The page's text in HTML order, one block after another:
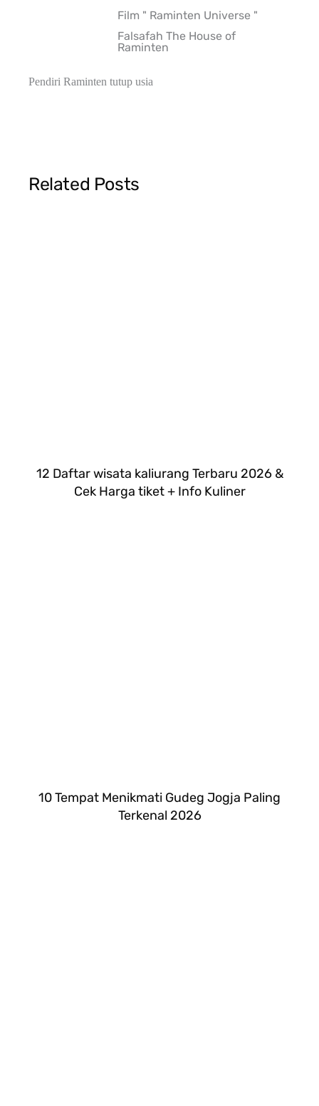
Film " Raminten Universe "
Falsafah The House of
Raminten
Pendiri Raminten tutup usia
Related Posts
12 Daftar wisata kaliurang Terbaru 2026 &
Cek Harga tiket + Info Kuliner
10 Tempat Menikmati Gudeg Jogja Paling
Terkenal 2026